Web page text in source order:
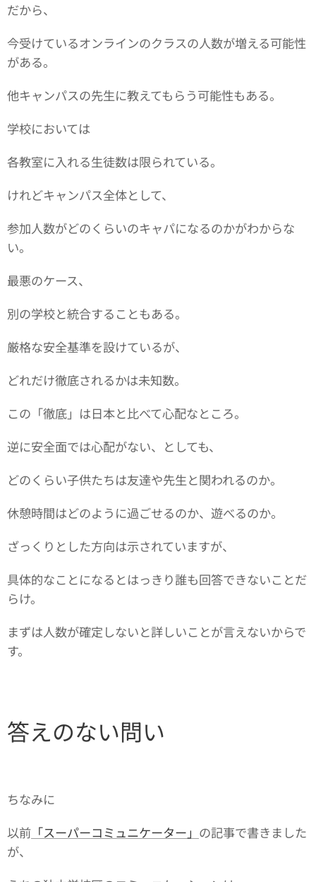
だから、
今受けているオンラインのクラスの人数が増える可能性
がある。
他キャンパスの先生に教えてもらう可能性もある。
学校においては
各教室に入れる生徒数は限られている。
けれどキャンパス全体として、
参加人数がどのくらいのキャパになるのかがわからな
い。
最悪のケース、
別の学校と統合することもある。
厳格な安全基準を設けているが、
どれだけ徹底されるかは未知数。
この「徹底」は日本と比べて心配なところ。
逆に安全面では心配がない、としても、
どのくらい子供たちは友達や先生と関われるのか。
休憩時間はどのように過ごせるのか、遊べるのか。
ざっくりとした方向は示されていますが、
具体的なことになるとはっきり誰も回答できないことだ
らけ。
まずは人数が確定しないと詳しいことが言えないからで
す。
答えのない問い
ちなみに
以前 「スーパーコミュニケーター」 の記事で書きました
が、